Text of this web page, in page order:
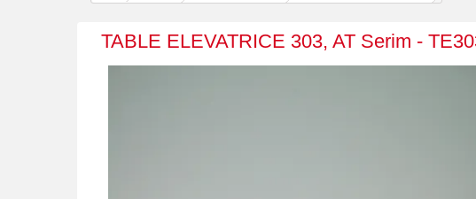
TABLE ELEVATRICE 303, AT Serim -